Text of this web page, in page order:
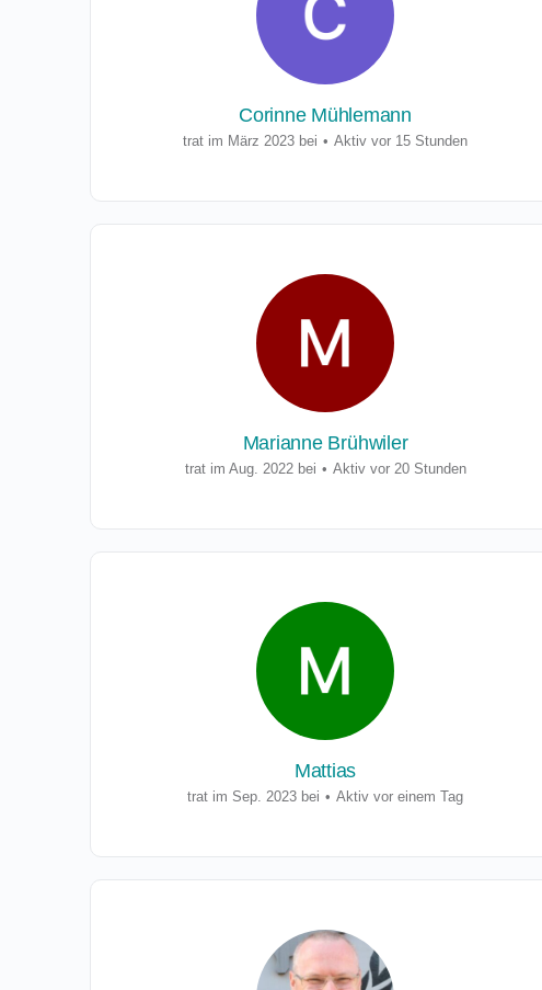
Corinne Mühlemann
trat im März 2023 bei • Aktiv vor 15 Stunden
Marianne Brühwiler
trat im Aug. 2022 bei • Aktiv vor 20 Stunden
Mattias
trat im Sep. 2023 bei • Aktiv vor einem Tag